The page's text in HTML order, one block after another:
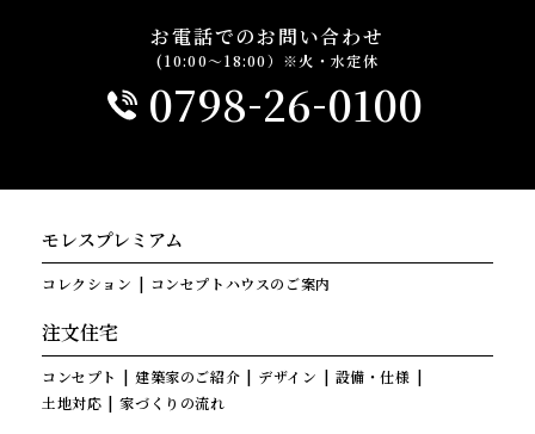
お電話でのお問い合わせ
(10:00～18:00）※火・水定休
0798-26-0100
モレスプレミアム
コレクション コンセプトハウスのご案内
注文住宅
コンセプト 建築家のご紹介 デザイン
設備・仕様
土地対応
家づくりの流れ